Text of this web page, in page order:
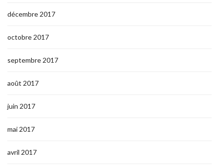
décembre 2017
octobre 2017
septembre 2017
août 2017
juin 2017
mai 2017
avril 2017